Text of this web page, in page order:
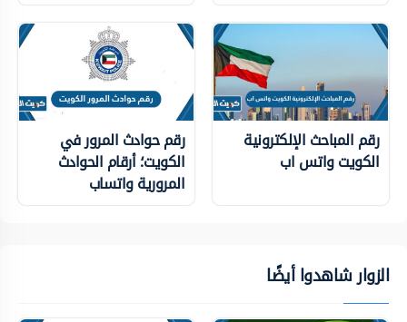
رقم المباحث الإلكترونية
الكويت واتس اب
رقم حوادث المرور في
الكويت؛ أرقام الحوادث
المرورية واتساب
الزوار شاهدوا أيضًا